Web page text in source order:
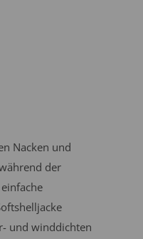
Nacken und
der
und winddichten